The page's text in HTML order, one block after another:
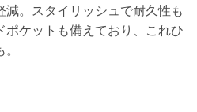
減。スタイリッシュで耐久性も
ケットも備えており、これひ